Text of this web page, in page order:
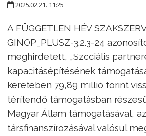
2025.02.21. 11:25
A FÜGGETLEN HÉV
GINOP_PLUSZ-3.2.3-24
meghirdetett, „Szociális
kapacitásépítésének
keretében 79,89 millió forint
térítendő támogatásban
Magyar Állam támogatásával,
társfinanszírozásával valósul